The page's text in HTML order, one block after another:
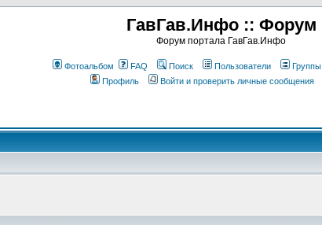
ГавГав.Инфо :: Форум
Форум портала ГавГав.Инфо
Фотоальбом FAQ Поиск Пользователи Группы
Профиль
Войти и проверить личные сообщения